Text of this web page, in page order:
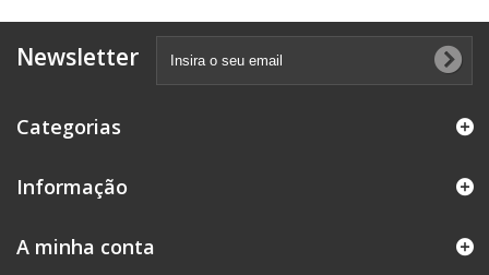
Newsletter
Categorias
Informação
A minha conta